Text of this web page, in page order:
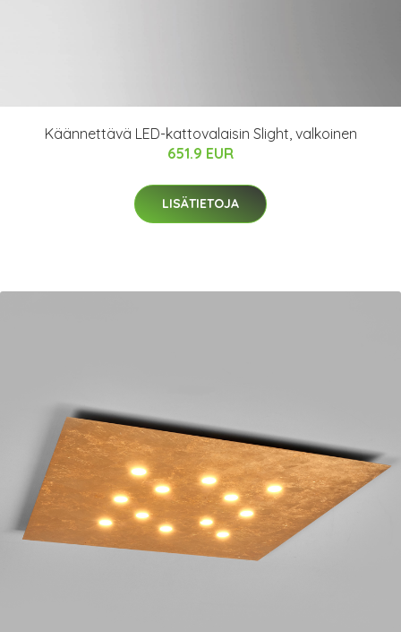
Käännettävä LED-kattovalaisin Slight, valkoinen
651.9 EUR
LISÄTIETOJA